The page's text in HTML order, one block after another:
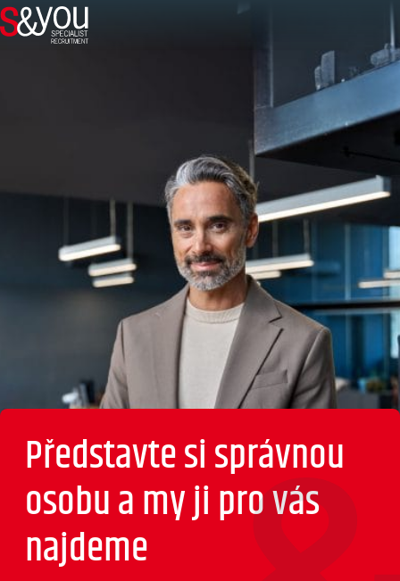
Přeskočit na obsah
Představte sisprávnou
osobua my ji pro vás
najdeme